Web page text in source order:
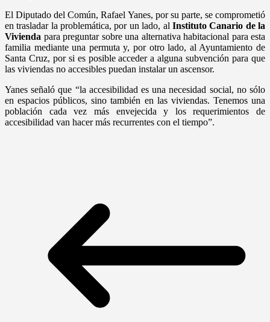
El Diputado del Común, Rafael Yanes, por su parte, se comprometió
en trasladar la problemática, por un lado, al Instituto Canario de la
Vivienda para preguntar sobre una alternativa habitacional para esta
familia mediante una permuta y, por otro lado, al Ayuntamiento de
Santa Cruz, por si es posible acceder a alguna subvención para que
las viviendas no accesibles puedan instalar un ascensor.
Yanes señaló que “la accesibilidad es una necesidad social, no sólo
en espacios públicos, sino también en las viviendas. Tenemos una
población cada vez más envejecida y los requerimientos de
accesibilidad van hacer más recurrentes con el tiempo”.